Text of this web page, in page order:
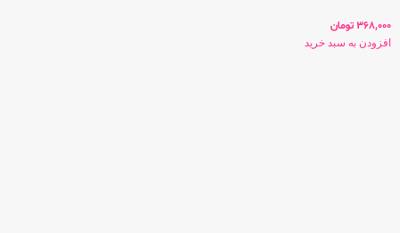
368,000 تومان
افزودن به سبد خرید